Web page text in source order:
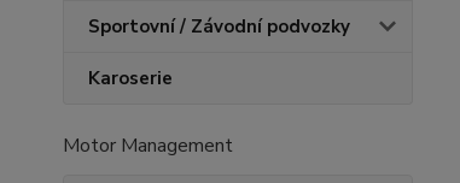
Sportovní / Závodní podvozky
Karoserie
Motor Management